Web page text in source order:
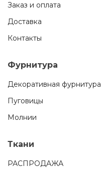
Заказ и оплата
Доставка
Контакты
Фурнитура
Декоративная фурнитура
Пуговицы
Молнии
Ткани
РАСПРОДАЖА